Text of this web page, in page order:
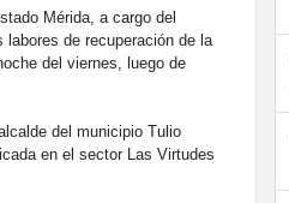
Mérida, a cargo del
de recuperación de la
del viernes, luego de
del municipio Tulio
en el sector Las Virtudes